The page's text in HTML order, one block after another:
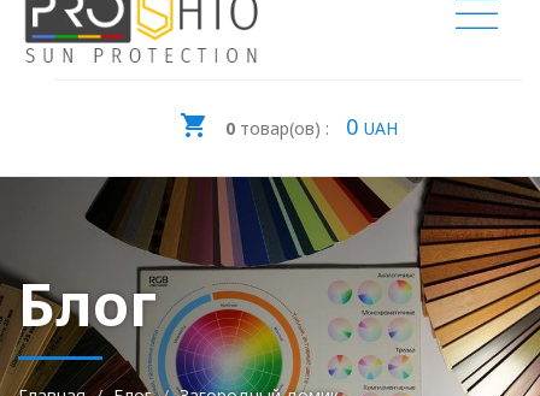
0товар(ов) : 0 UAH
Блог